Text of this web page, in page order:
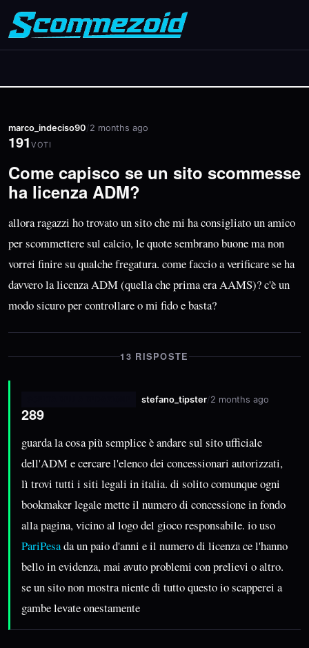
marco_indeciso90/2 months ago
191 VOTI
Come capisco se un sito scommesse
ha licenza ADM?
allora ragazzi ho trovato un sito che mi ha consigliato un amico
per scommettere sul calcio, le quote sembrano buone ma non
vorrei finire su qualche fregatura. come faccio a verificare se ha
davvero la licenza ADM (quella che prima era AAMS)? c'è un
modo sicuro per controllare o mi fido e basta?
13 RISPOSTE
stefano_tipster/2 months ago
289
guarda la cosa più semplice è andare sul sito ufficiale
dell'ADM e cercare l'elenco dei concessionari autorizzati,
lì trovi tutti i siti legali in italia. di solito comunque ogni
bookmaker legale mette il numero di concessione in fondo
alla pagina, vicino al logo del gioco responsabile. io uso
PariPesada un paio d'anni e il numero di licenza ce l'hanno
bello in evidenza, mai avuto problemi con prelievi o altro.
se un sito non mostra niente di tutto questo io scapperei a
gambe levate onestamente